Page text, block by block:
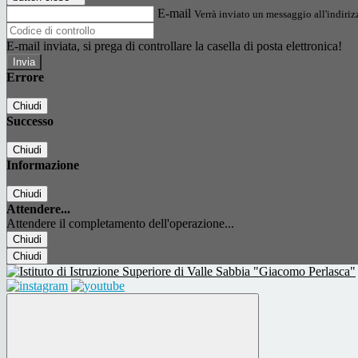
E-mail Verrà inviato un messaggio
E-mail inviata, si prega di controllare la casella di posta elettronica!
Errore
Chiudi
Successo
Chiudi
Informazione
Chiudi
Attendere...
Attendere il completamento dell'operazione...
Chiudi
Chiudi